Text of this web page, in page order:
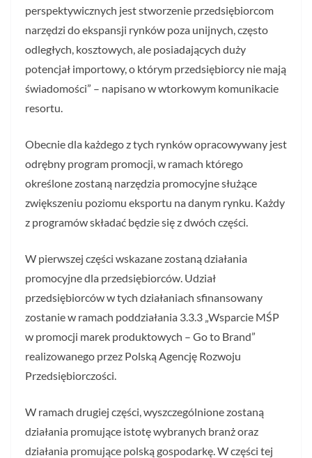
perspektywicznych jest stworzenie przedsiębiorcom
narzędzi do ekspansji rynków poza unijnych, często
odległych, kosztowych, ale posiadających duży
potencjał importowy, o którym przedsiębiorcy nie mają
świadomości” – napisano w wtorkowym komunikacie
resortu.
Obecnie dla każdego z tych rynków opracowywany jest
odrębny program promocji, w ramach którego
określone zostaną narzędzia promocyjne służące
zwiększeniu poziomu eksportu na danym rynku. Każdy
z programów składać będzie się z dwóch części.
W pierwszej części wskazane zostaną działania
promocyjne dla przedsiębiorców. Udział
przedsiębiorców w tych działaniach sfinansowany
zostanie w ramach poddziałania 3.3.3 „Wsparcie MŚP
w promocji marek produktowych – Go to Brand”
realizowanego przez Polską Agencję Rozwoju
Przedsiębiorczości.
W ramach drugiej części, wyszczególnione zostaną
działania promujące istotę wybranych branż oraz
działania promujące polską gospodarkę. W części tej